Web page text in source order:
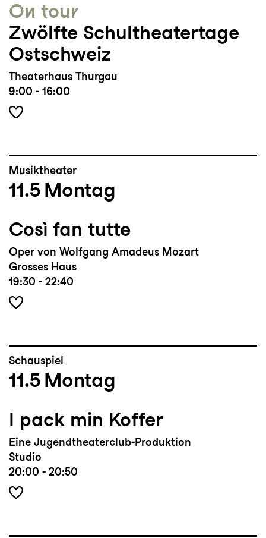
On tour
Zwölfte Schultheatertage
Ostschweiz
Theaterhaus Thurgau
9:00 - 16:00
Musiktheater
11.5 Montag
Così fan tutte
Oper von Wolfgang Amadeus Mozart
Grosses Haus
19:30 - 22:40
Schauspiel
11.5 Montag
I pack min Koffer
Eine Jugendtheaterclub-Produktion
Studio
20:00 - 20:50